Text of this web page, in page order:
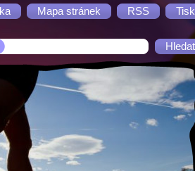
Mapa stránek RSS Tisk